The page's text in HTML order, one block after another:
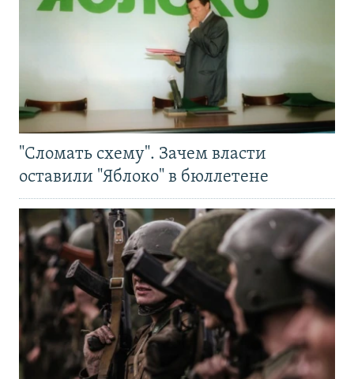
"Сломать схему". Зачем власти
оставили "Яблоко" в бюллетене